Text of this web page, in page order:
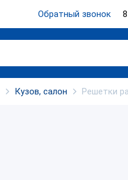
Обратный звонок
Кузов, салон Решетки